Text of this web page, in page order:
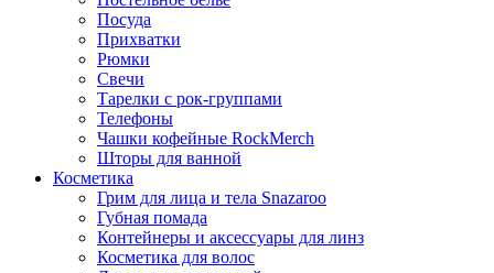
Посуда
Прихватки
Рюмки
Свечи
Тарелки с рок-группами
Телефоны
Чашки кофейные RockMerch
Шторы для ванной
Косметика
Грим для лица и тела Snazaroo
Губная помада
Контейнеры и аксессуары для линз
Косметика для волос